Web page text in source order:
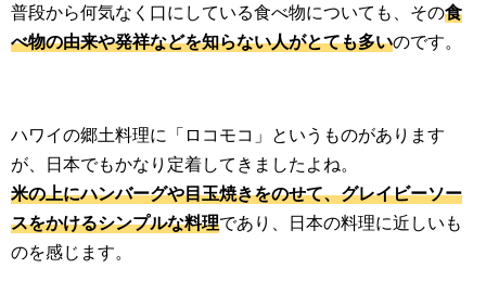
普段から何気なく口にしている食べ物についても、その食
べ物の由来や発祥などを知らない人がとても多いのです。
ハワイの郷土料理に「ロコモコ」というものがあります
が、日本でもかなり定着してきましたよね。
米の上にハンバーグや目玉焼きをのせて、グレイビーソー
スをかけるシンプルな料理であり、日本の料理に近しいも
のを感じます。